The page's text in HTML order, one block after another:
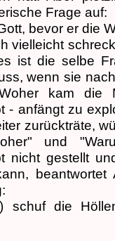
Frage auf:
bevor er die
vielleicht
ist die selbe
wenn sie
kam die
- anfängt zu
zurückträte,
und
nicht gestellt
schuf die